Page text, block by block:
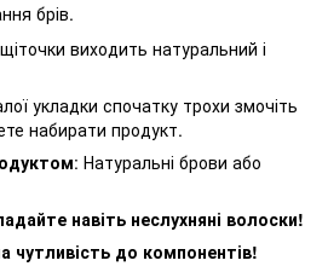
брів.
виходить натуральний і
укладки спочатку трохи змочіть
набирати продукт.
: Натуральні брови або
навіть неслухняні волоски!
чутливість до компонентів!